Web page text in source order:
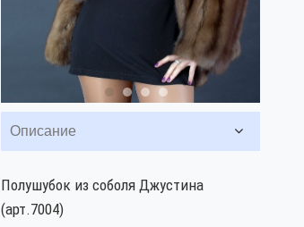
Описание
Полушубок из соболя Джустина
(арт.7004)